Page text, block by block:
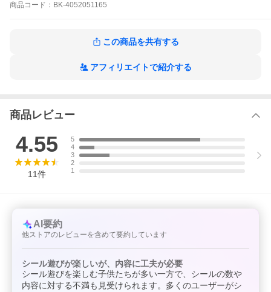
本書の特長
け」など。お子さんが好きな遊びや作業がいっぱい！
どうぶつおみせやさんひらがなちえの４ジャンルで構成。あきず
・楽しい絵や作業を通して、自然に文字・数への興味が育まれま
・さまざまな問題に取り組むことで集中力がつき、知的好奇心が
高まります。
本書の構成
★どうぶつ★
★おみせやさん★
ケーキ屋さん
お花屋さん
パン屋さん
スーパーマーケット ／ 他
★ひらがな★
「し」「つ」など簡単な文字の練習
商品 コード： BK-4052051165
この商品を共有する
アフィリエイトで紹介する
商品レビュー
4.55
11件
5
4
3
2
1
AI要約
他ストアのレビューを含めて要約しています
シール遊びが楽しいが、内容に工夫が必要
シール遊びを楽しむ子供たちが多い一方で、シールの数や
内容に対する不満も見受けられます。多くのユーザーがシ